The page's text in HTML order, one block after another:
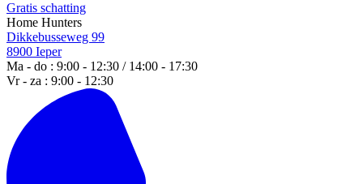
Gratis schatting
Home Hunters
Dikkebusseweg 99
8900 Ieper
Ma - do : 9:00 - 12:30 / 14:00 - 17:30
Vr - za : 9:00 - 12:30